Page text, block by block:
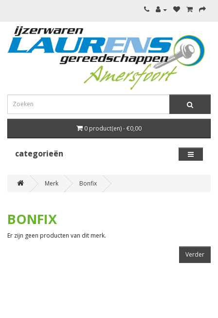
0 product(en) - €0,00
categorieën
Merk Bonfix
BONFIX
Er zijn geen producten van dit merk.
Verder